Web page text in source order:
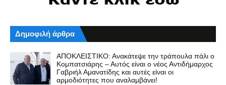
Δημοφιλή άρθρα
ΑΠΟΚΛΕΙΣΤΙΚΟ: Ανακάτεψε την τράπουλα πάλι ο
Κομπατσιάρης – Αυτός είναι ο νέος Αντιδήμαρχος
Γαβριήλ Αμανατίδης και αυτές είναι οι
αρμοδιότητες που αναλαμβάνει!